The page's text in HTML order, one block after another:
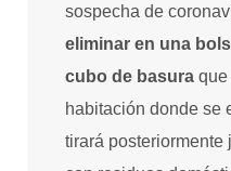
sospecha de
eliminar en una
cubo de basura que
habitación donde se
tirará posteriormente